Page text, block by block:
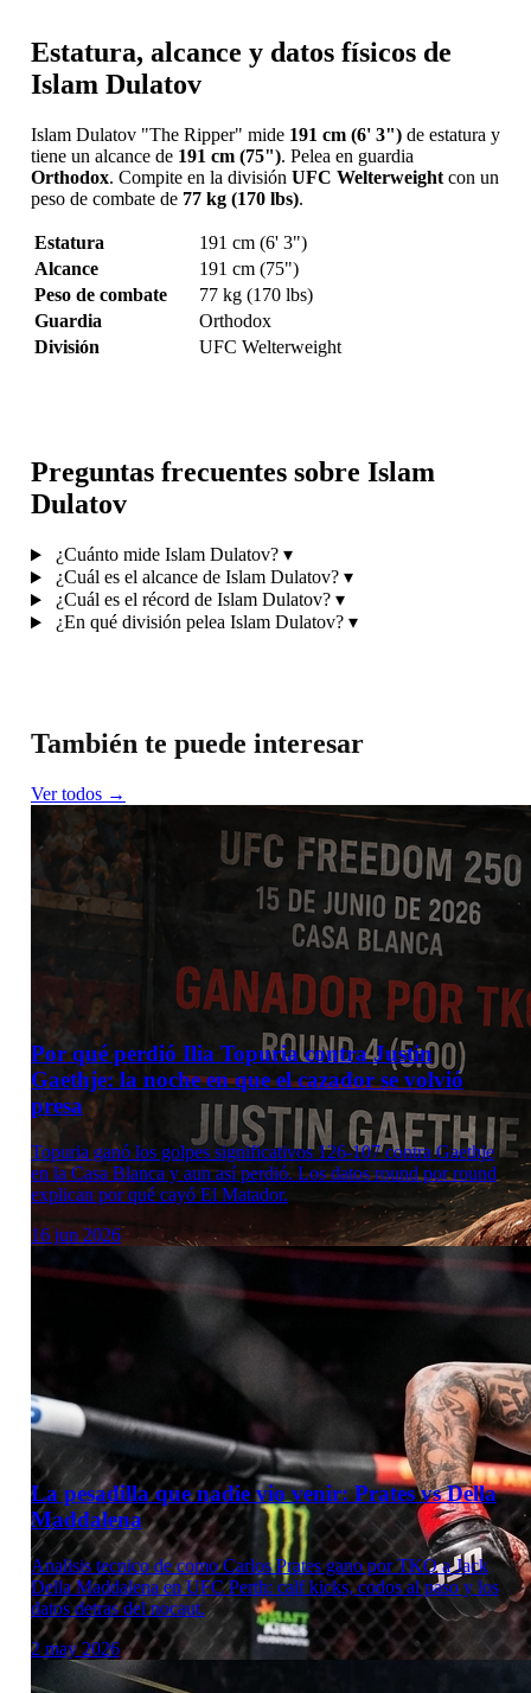
Estatura, alcance y datos físicos de
Islam Dulatov
Islam Dulatov "The Ripper" mide 191 cm (6' 3")de estatura y
tiene un alcance de 191 cm (75"). Pelea en guardia
Orthodox. Compite en la división UFC Welterweightcon un
peso de combate de 77 kg (170 lbs).
Estatura
191 cm (6' 3")
Alcance
191 cm (75")
Peso de combate
77 kg (170 lbs)
Guardia
Orthodox
División
UFC Welterweight
Preguntas frecuentes sobre Islam
Dulatov
¿Cuánto mide Islam Dulatov? ▾
¿Cuál es el alcance de Islam Dulatov? ▾
¿Cuál es el récord de Islam Dulatov? ▾
¿En qué división pelea Islam Dulatov? ▾
También te puede interesar
Ver todos →
Por qué perdió Ilia Topuria contra Justin
Gaethje: la noche en que el cazador se volvió
presa
Topuria ganó los golpes significativos 126-107 contra Gaethje
en la Casa Blanca y aun así perdió. Los datos round por round
explican por qué cayó El Matador.
16 jun 2026
La pesadilla que nadie vio venir: Prates vs Della
Maddalena
Analisis tecnico de como Carlos Prates gano por TKO a Jack
Della Maddalena en UFC Perth: calf kicks, codos al paso y los
datos detras del nocaut.
2 may 2026